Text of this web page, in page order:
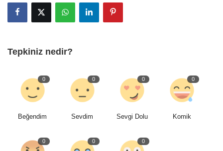
Tepkiniz nedir?
0
Beğendim
0
Sevdim
0
Sevgi Dolu
0
Komik
0 0 0